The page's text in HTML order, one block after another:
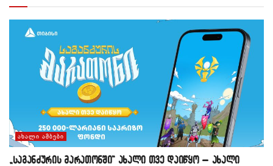
ᲐᲮᲐᲚᲘ ᲐᲛᲑᲔᲑᲘ
„საგანძურის მარათონში“ ახალი თვე დაიწყო – ახალი